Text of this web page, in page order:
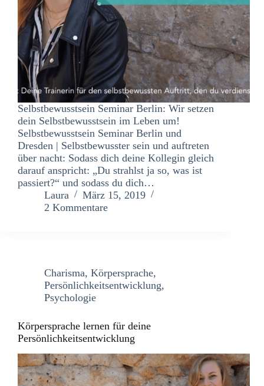
Selbstbewusstsein Seminar Berlin: Wir setzen
dein Selbstbewusstsein im Leben um!
Selbstbewusstsein Seminar Berlin und
Dresden | Selbstbewusster sein und auftreten
über nacht: Sodass dich deine Kollegin gleich
darauf anspricht: „Du strahlst ja so, was ist
passiert?“ und sodass du dich…
Laura
März 15, 2019
2 Kommentare
Charisma, Körpersprache,
Persönlichkeitsentwicklung,
Psychologie
Körpersprache lernen für deine
Persönlichkeitsentwicklung